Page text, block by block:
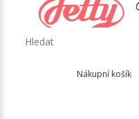
Nákupní košík